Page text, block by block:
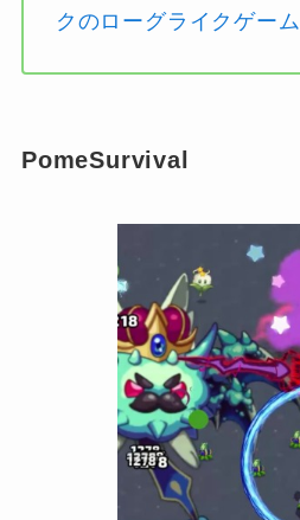
クのローグライクゲーム
PomeSurvival